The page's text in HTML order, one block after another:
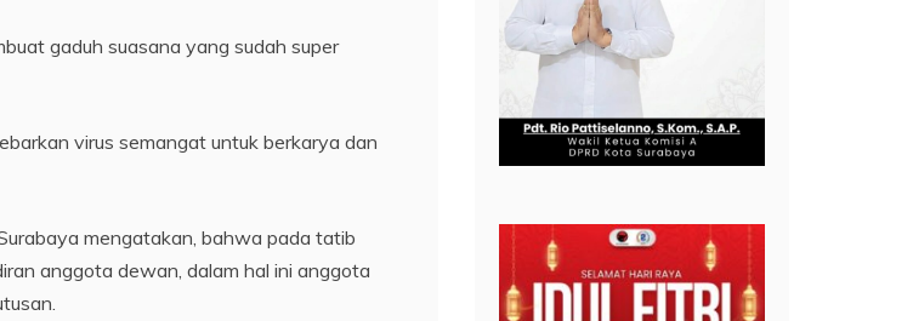
gaduh suasana yang sudah super
virus semangat untuk berkarya dan
mengatakan, bahwa pada tatib
anggota dewan, dalam hal ini anggota